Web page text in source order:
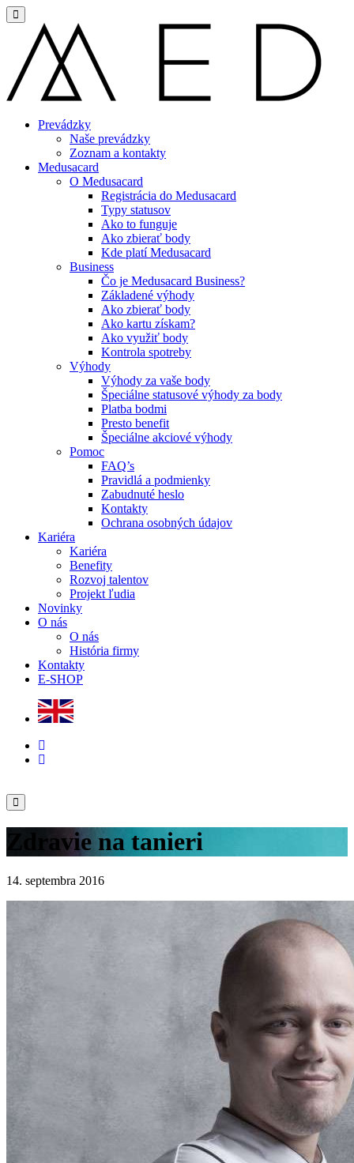
Prevádzky
Naše prevádzky
Zoznam a kontakty
Medusacard
O Medusacard
Registrácia do Medusacard
Typy statusov
Ako to funguje
Ako zbierať body
Kde platí Medusacard
Business
Čo je Medusacard Business?
Základené výhody
Ako zbierať body
Ako kartu získam?
Ako využiť body
Kontrola spotreby
Výhody
Výhody za vaše body
Špeciálne statusové výhody za body
Platba bodmi
Presto benefit
Špeciálne akciové výhody
Pomoc
FAQ’s
Pravidlá a podmienky
Zabudnuté heslo
Kontakty
Ochrana osobných údajov
Kariéra
Kariéra
Benefity
Rozvoj talentov
Projekt ľudia
Novinky
O nás
O nás
História firmy
Kontakty
E-SHOP
Zdravie na tanieri
14. septembra 2016